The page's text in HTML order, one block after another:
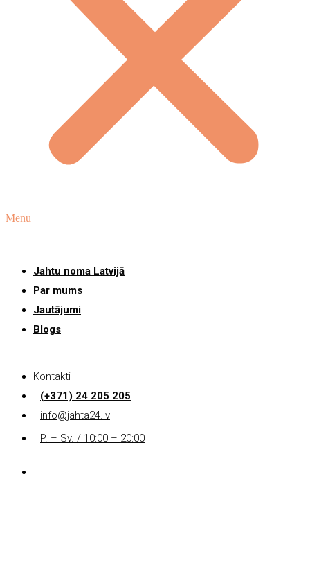
Menu
Jahtu noma Latvijā
Par mums
Jautājumi
Blogs
Kontakti
(+371) 24 205 205
info@jahta24.lv
P. – Sv. / 10:00 – 20:00